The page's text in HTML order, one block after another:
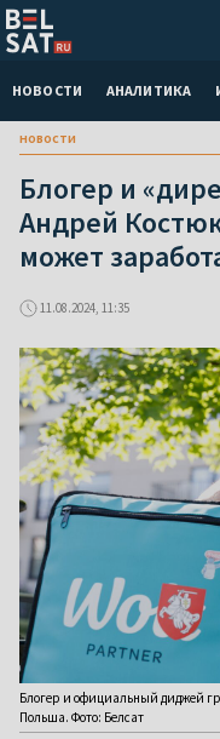
НОВОСТИ АНАЛИТИКА
новости
Блогер и
Андрей
может
11.08.2024, 11:35
Блогер и официальный диджей
Польша. Фото: Белсат